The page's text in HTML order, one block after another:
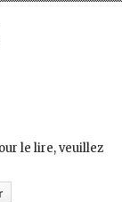
le lire, veuillez